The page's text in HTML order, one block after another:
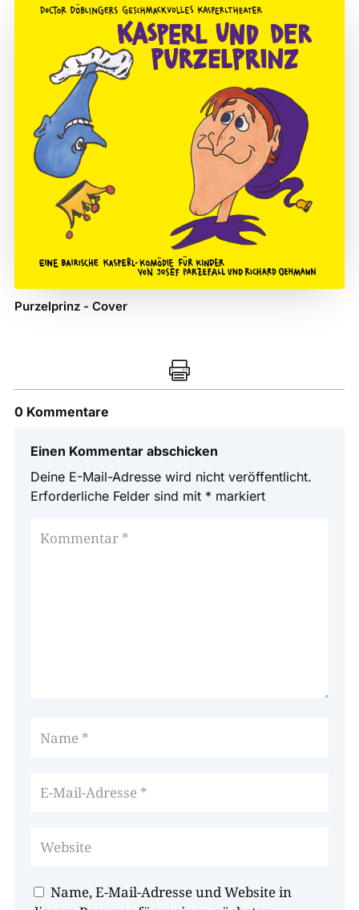
Purzelprinz - Cover

0 Kommentare
Einen Kommentar abschicken
Deine E-Mail-Adresse wird nicht veröffentlicht.
Erforderliche Felder sind mit * markiert
Name, E-Mail-Adresse und Website in